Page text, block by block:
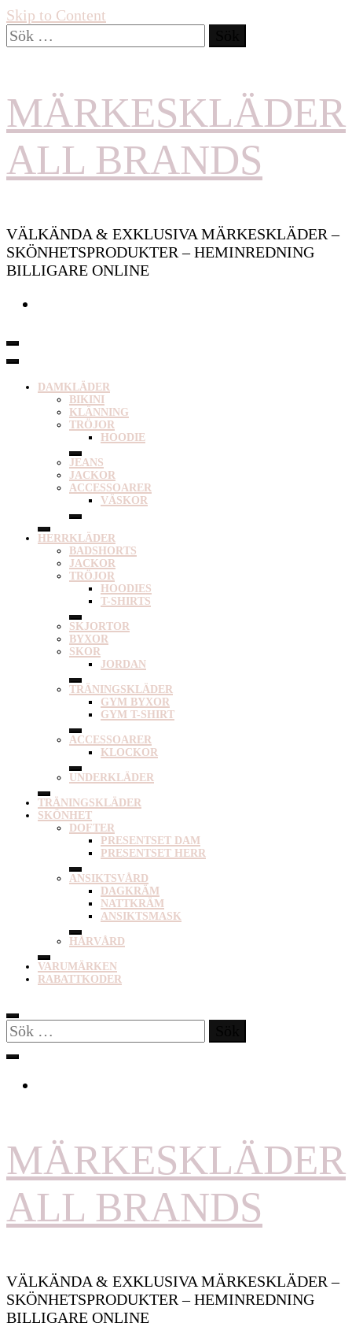
Skip to Content
Sök
efter:
MÄRKESKLÄDER
ALL BRANDS
VÄLKÄNDA & EXKLUSIVA MÄRKESKLÄDER –
SKÖNHETSPRODUKTER – HEMINREDNING
BILLIGARE ONLINE
DAMKLÄDER
BIKINI
KLÄNNING
TRÖJOR
HOODIE
JEANS
JACKOR
ACCESSOARER
VÄSKOR
HERRKLÄDER
BADSHORTS
JACKOR
TRÖJOR
HOODIES
T-SHIRTS
SKJORTOR
BYXOR
SKOR
JORDAN
TRÄNINGSKLÄDER
GYM BYXOR
GYM T-SHIRT
ACCESSOARER
KLOCKOR
UNDERKLÄDER
TRÄNINGSKLÄDER
SKÖNHET
DOFTER
PRESENTSET DAM
PRESENTSET HERR
ANSIKTSVÅRD
DAGKRÄM
NATTKRÄM
ANSIKTSMASK
HÅRVÅRD
VARUMÄRKEN
RABATTKODER
Sök
efter:
MÄRKESKLÄDER
ALL BRANDS
VÄLKÄNDA & EXKLUSIVA MÄRKESKLÄDER –
SKÖNHETSPRODUKTER – HEMINREDNING
BILLIGARE ONLINE